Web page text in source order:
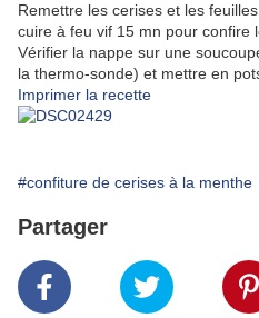
Remettre les cerises et les
cuire à feu vif 15 mn pour confire
Vérifier la nappe sur une
la thermo-sonde) et mettre en
Imprimer la recette
#confiture de cerises à la menthe
Partager